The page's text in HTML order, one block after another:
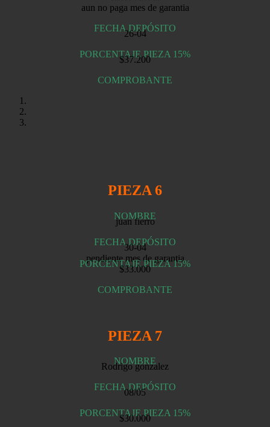
aun no paga mes de garantia
FECHA DEPÓSITO
26-04
PORCENTAJE PIEZA 15%
$37.200
COMPROBANTE
PIEZA 6
NOMBRE
juan fierro
FECHA DEPÓSITO
30-04
pendiente mes de garantia
PORCENTAJE PIEZA 15%
$33.000
COMPROBANTE
PIEZA 7
NOMBRE
Rodrigo gonzalez
FECHA DEPÓSITO
08/05
PORCENTAJE PIEZA 15%
$30.000